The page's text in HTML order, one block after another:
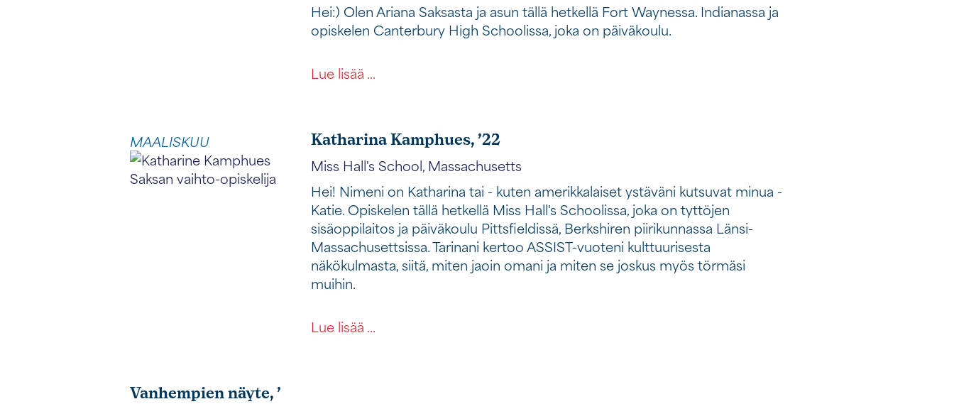
Hei:) Olen Ariana Saksasta ja asun tällä hetkellä Fort Waynessa. Indianassa ja
opiskelen Canterbury High Schoolissa, joka on päiväkoulu.
Lue lisää ...tästä opiskelijasta
MAALISKUU Katharina Kamphues, ’22
Miss Hall's School, Massachusetts
Hei! Nimeni on Katharina tai - kuten amerikkalaiset ystäväni kutsuvat minua -
Katie. Opiskelen tällä hetkellä Miss Hall's Schoolissa, joka on tyttöjen
sisäoppilaitos ja päiväkoulu Pittsfieldissä, Berkshiren piirikunnassa Länsi-
Massachusettsissa. Tarinani kertoo ASSIST-vuoteni kulttuurisesta
näkökulmasta, siitä, miten jaoin omani ja miten se joskus myös törmäsi
muihin.
Lue lisää ...tästä opiskelijasta
Vanhempien näyte, ’